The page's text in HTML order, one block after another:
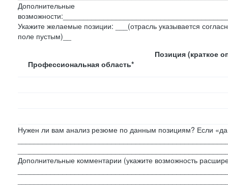
Дополнительные
Укажите желаемые позиции: ___(отрасль указывается
поле пустым)__
Профессиональная область*
Позиция (краткое
Нужен ли вам анализ резюме по данным позициям? Если
Дополнительные комментарии (укажите возможность